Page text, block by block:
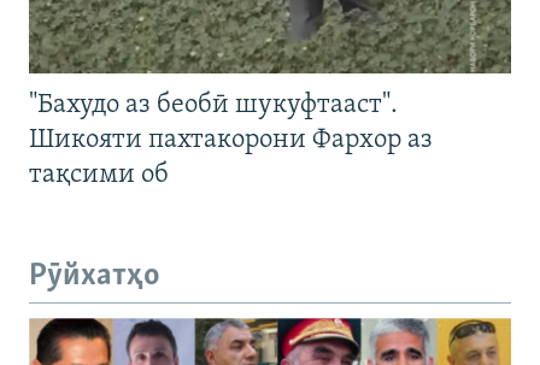
"Бахудо аз беобӣ шукуфтааст".
Шикояти пахтакорони Фархор аз
тақсими об
Рӯйхатҳо